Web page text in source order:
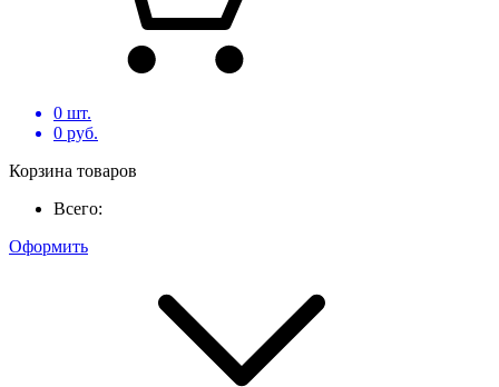
0 шт.
0 руб.
Корзина товаров
Всего:
Оформить